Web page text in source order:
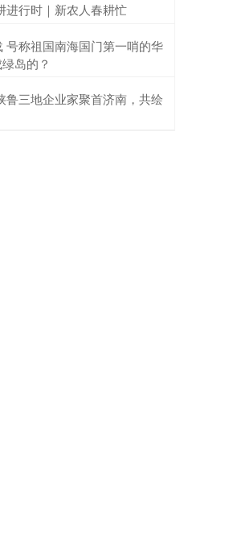
进行时｜新农人春耕忙
号称祖国南海国门第一哨的华
岛的？
鲁三地企业家聚首济南，共绘